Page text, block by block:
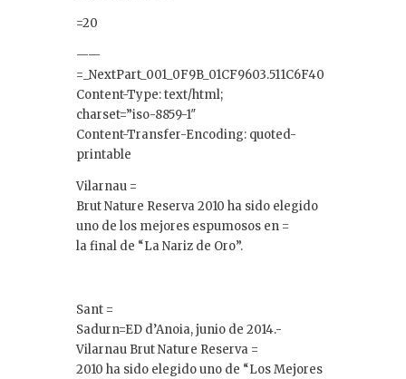
=20
——
=_NextPart_001_0F9B_01CF9603.511C6F40
Content-Type: text/html;
charset=”iso-8859-1″
Content-Transfer-Encoding: quoted-
printable
Vilarnau =
Brut Nature Reserva 2010 ha sido elegido
uno de los mejores espumosos en =
la final de “La Nariz de Oro”.
Sant =
Sadurn=ED d’Anoia, junio de 2014.-
Vilarnau Brut Nature Reserva =
2010 ha sido elegido uno de “Los Mejores